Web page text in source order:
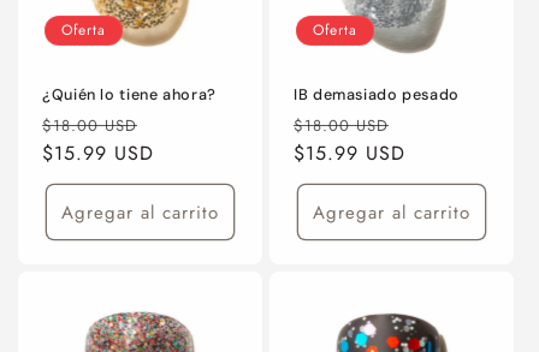
Oferta
¿Quién lo tiene ahora?
Precio
habitual
$18.00 USD
de
oferta
$15.99 USD
Agregar al carrito
Oferta
IB demasiado pesado
Precio
habitual
$18.00 USD
de
oferta
$15.99 USD
Agregar al carrito